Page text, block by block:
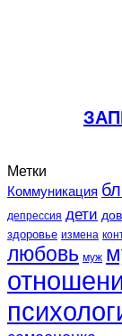
Метки
Коммуникация
депрессия дети
здоровье измена
любовь муж